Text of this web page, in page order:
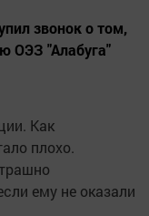
звонок о том,
ОЭЗ "Алабуга"
Как
плохо.
ему не оказали